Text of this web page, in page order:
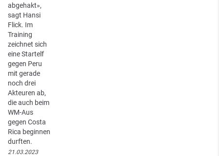
abgehakt»,
sagt Hansi
Flick. Im
Training
zeichnet sich
eine Startelf
gegen Peru
mit gerade
noch drei
Akteuren ab,
die auch beim
WM-Aus
gegen Costa
Rica beginnen
durften.
21.03.2023